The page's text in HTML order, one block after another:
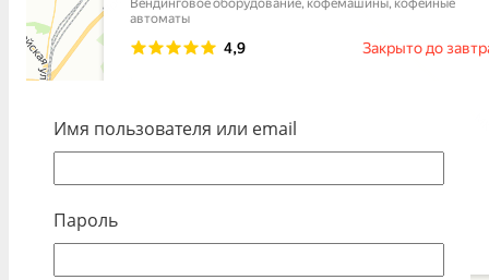
Имя пользователя или email
Пароль